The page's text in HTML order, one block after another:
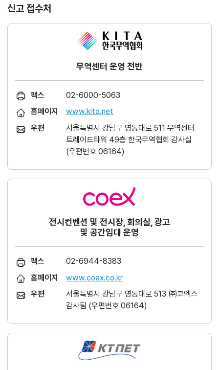
신고 접수처
무역센터 운영 전반
팩스
02-6000-5063
홈페이지
www.kita.net
우편
서울특별시 강남구 영동대로 511 무역센터
트레이드타워 49층 한국무역협회 감사실
(우편번호 06164)
전시컨벤션 및 전시장, 회의실, 광고
및 공간임대 운영
팩스
02-6944-8383
홈페이지
www.coex.co.kr
우편
서울특별시 강남구 영동대로 513 ㈜코엑스
감사팀 (우편번호 06164)